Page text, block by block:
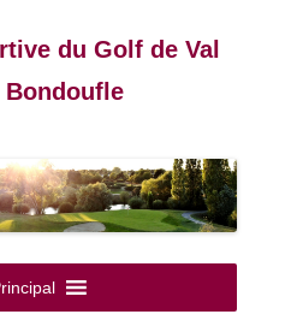
du Golf de Val
Bondoufle
au
contenu